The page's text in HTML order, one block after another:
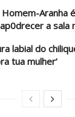
Aranha
a sala
labial do
tua mulher’